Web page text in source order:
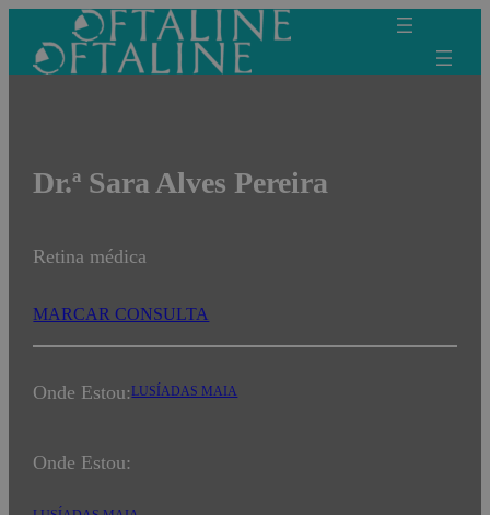
para
Dr.ª Sara Alves Pereira
Retina médica
MARCAR CONSULTA
Onde Estou:LUSÍADAS MAIA
Onde Estou: